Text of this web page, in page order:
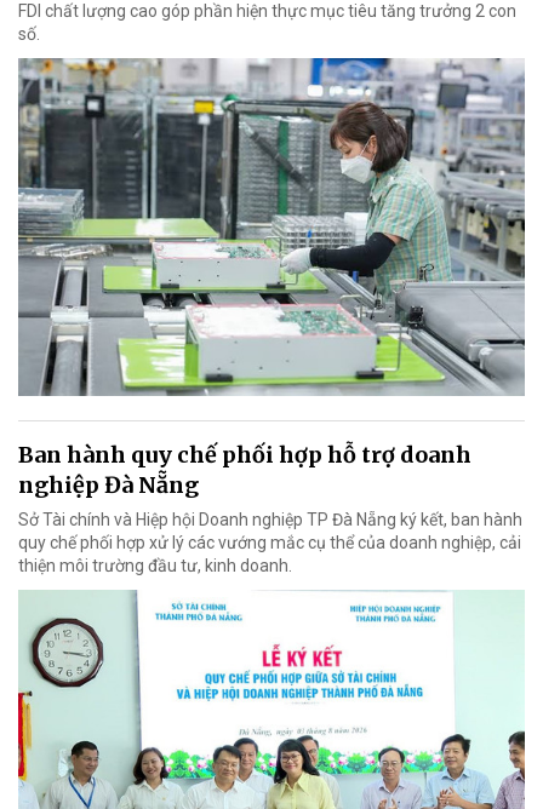
FDI chất lượng cao góp phần hiện thực mục tiêu tăng trưởng 2 con
số.
Ban hành quy chế phối hợp hỗ trợ doanh
nghiệp Đà Nẵng
Sở Tài chính và Hiệp hội Doanh nghiệp TP Đà Nẵng ký kết, ban hành
quy chế phối hợp xử lý các vướng mắc cụ thể của doanh nghiệp, cải
thiện môi trường đầu tư, kinh doanh.